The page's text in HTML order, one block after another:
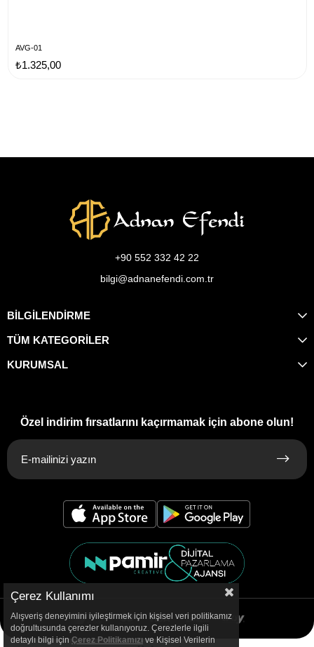
AVG-01
₺1.325,00
+90 552 332 42 22
bilgi@adnanefendi.com.tr
BİLGİLENDİRME
TÜM KATEGORİLER
KURUMSAL
Özel indirim fırsatlarını kaçırmamak için abone olun!
Çerez Kullanımı
Alışveriş deneyimini iyileştirmek için kişisel veri politikamız
doğrultusunda çerezler kullanıyoruz. Çerezlerle ilgili
detaylı bilgi için Çerez Politikamızı ve Kişisel Verilerin